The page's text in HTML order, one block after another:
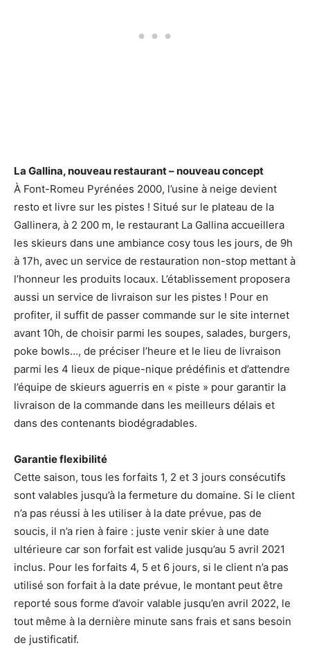
La Gallina, nouveau restaurant – nouveau concept
À Font-Romeu Pyrénées 2000, l’usine à neige devient
resto et livre sur les pistes ! Situé sur le plateau de la
Gallinera, à 2 200 m, le restaurant La Gallina accueillera
les skieurs dans une ambiance cosy tous les jours, de 9h
à 17h, avec un service de restauration non-stop mettant à
l’honneur les produits locaux. L’établissement proposera
aussi un service de livraison sur les pistes ! Pour en
profiter, il suffit de passer commande sur le site internet
avant 10h, de choisir parmi les soupes, salades, burgers,
poke bowls…, de préciser l’heure et le lieu de livraison
parmi les 4 lieux de pique-nique prédéfinis et d’attendre
l’équipe de skieurs aguerris en « piste » pour garantir la
livraison de la commande dans les meilleurs délais et
dans des contenants biodégradables.
Garantie flexibilité
Cette saison, tous les forfaits 1, 2 et 3 jours consécutifs
sont valables jusqu’à la fermeture du domaine. Si le client
n’a pas réussi à les utiliser à la date prévue, pas de
soucis, il n’a rien à faire : juste venir skier à une date
ultérieure car son forfait est valide jusqu’au 5 avril 2021
inclus. Pour les forfaits 4, 5 et 6 jours, si le client n’a pas
utilisé son forfait à la date prévue, le montant peut être
reporté sous forme d’avoir valable jusqu’en avril 2022, le
tout même à la dernière minute sans frais et sans besoin
de justificatif.